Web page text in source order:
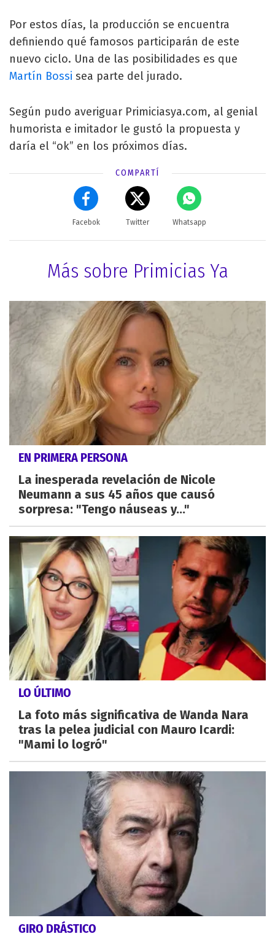
Por estos días, la producción se encuentra
definiendo qué famosos participarán de este
nuevo ciclo. Una de las posibilidades es que
Martín Bossi sea parte del jurado.
Según pudo averiguar Primiciasya.com, al genial
humorista e imitador le gustó la propuesta y
daría el “ok” en los próximos días.
COMPARTÍ
Facebok Twitter Whatsapp
Más sobre Primicias Ya
EN PRIMERA PERSONA
La inesperada revelación de Nicole
Neumann a sus 45 años que causó
sorpresa: "Tengo náuseas y..."
LO ÚLTIMO
La foto más significativa de Wanda Nara
tras la pelea judicial con Mauro Icardi:
"Mami lo logró"
GIRO DRÁSTICO